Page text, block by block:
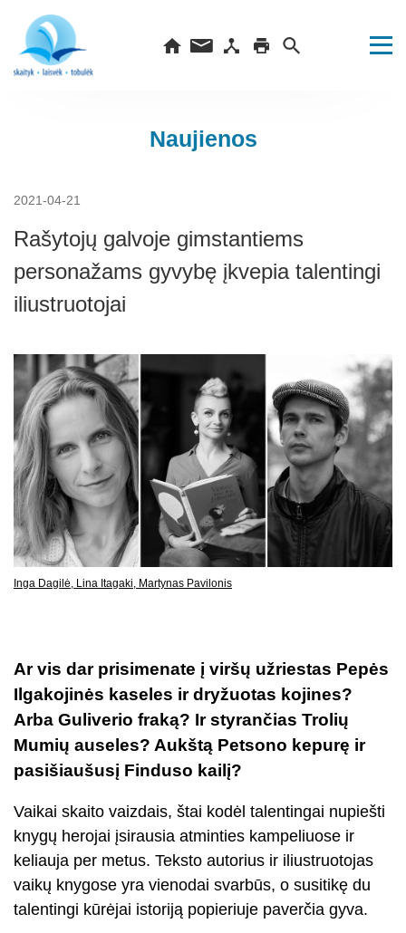
Naujienos
2021-04-21
Rašytojų galvoje gimstantiems
personažams gyvybę įkvepia talentingi
iliustruotojai
Inga Dagilė, Lina Itagaki, Martynas Pavilonis
Ar vis dar prisimenate į viršų užriestas Pepės
Ilgakojinės kaseles ir dryžuotas kojines?
Arba Guliverio fraką? Ir styrančias Trolių
Mumių auseles? Aukštą Petsono kepurę ir
pasišiaušusį Finduso kailį?
Vaikai skaito vaizdais, štai kodėl talentingai nupiešti
knygų herojai įsirausia atminties kampeliuose ir
keliauja per metus. Teksto autorius ir iliustruotojas
vaikų knygose yra vienodai svarbūs, o susitikę du
talentingi kūrėjai istoriją popieriuje paverčia gyva.